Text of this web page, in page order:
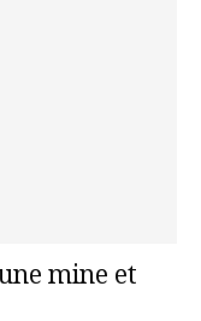
mine et